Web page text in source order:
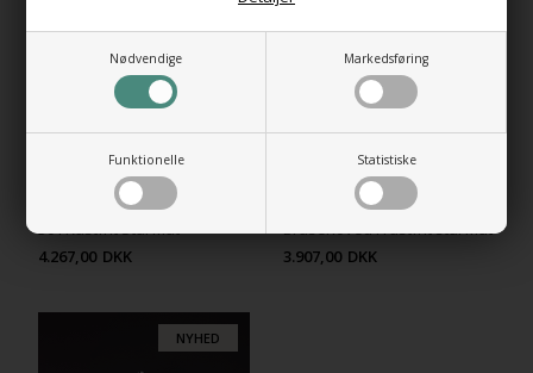
Nødvendige Markedsføring
Funktionelle Statistiske
Brusehoved Lory Square Flat
4.267,00 DKK
Lory Square Flat 3422
3.907,00 DKK
NYHED